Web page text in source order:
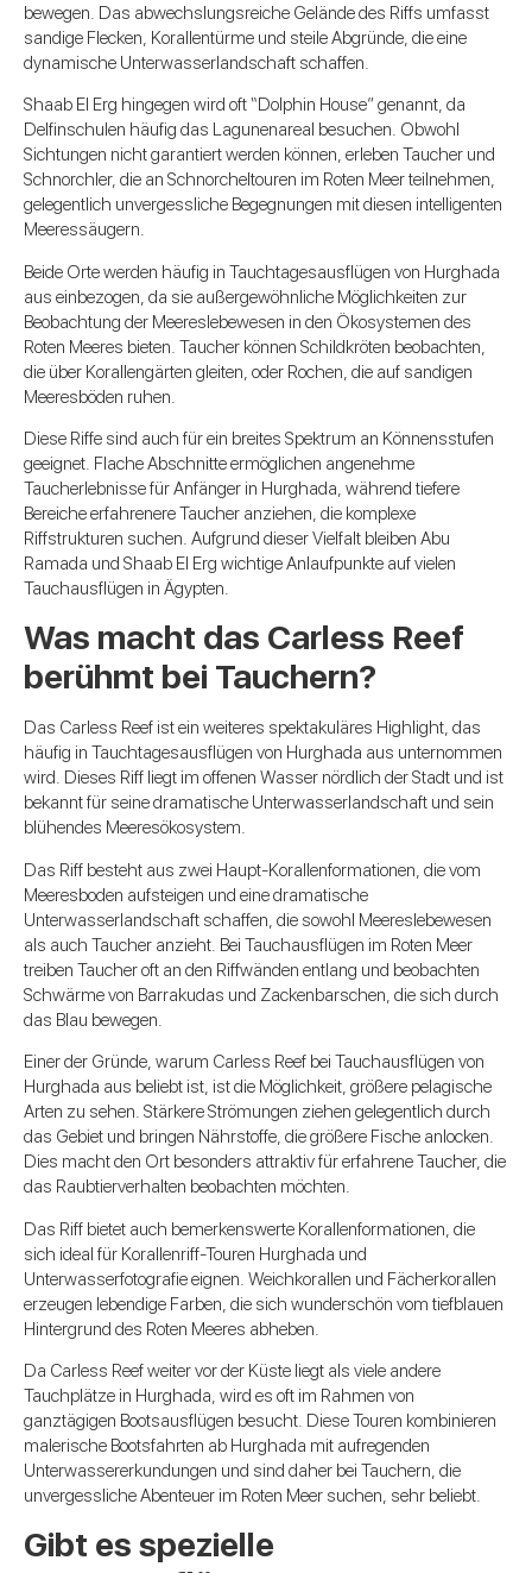
bewegen. Das abwechslungsreiche Gelände des Riffs umfasst
sandige Flecken, Korallentürme und steile Abgründe, die eine
dynamische Unterwasserlandschaft schaffen.
Shaab El Erg hingegen wird oft “Dolphin House” genannt, da
Delfinschulen häufig das Lagunenareal besuchen. Obwohl
Sichtungen nicht garantiert werden können, erleben Taucher und
Schnorchler, die an Schnorcheltouren im Roten Meer teilnehmen,
gelegentlich unvergessliche Begegnungen mit diesen intelligenten
Meeressäugern.
Beide Orte werden häufig in Tauchtagesausflügen von Hurghada
aus einbezogen, da sie außergewöhnliche Möglichkeiten zur
Beobachtung der Meereslebewesen in den Ökosystemen des
Roten Meeres bieten. Taucher können Schildkröten beobachten,
die über Korallengärten gleiten, oder Rochen, die auf sandigen
Meeresböden ruhen.
Diese Riffe sind auch für ein breites Spektrum an Könnensstufen
geeignet. Flache Abschnitte ermöglichen angenehme
Taucherlebnisse für Anfänger in Hurghada, während tiefere
Bereiche erfahrenere Taucher anziehen, die komplexe
Riffstrukturen suchen. Aufgrund dieser Vielfalt bleiben Abu
Ramada und Shaab El Erg wichtige Anlaufpunkte auf vielen
Tauchausflügen in Ägypten.
Was macht das Carless Reef
berühmt bei Tauchern?
Das Carless Reef ist ein weiteres spektakuläres Highlight, das
häufig in Tauchtagesausflügen von Hurghada aus unternommen
wird. Dieses Riff liegt im offenen Wasser nördlich der Stadt und ist
bekannt für seine dramatische Unterwasserlandschaft und sein
blühendes Meeresökosystem.
Das Riff besteht aus zwei Haupt-Korallenformationen, die vom
Meeresboden aufsteigen und eine dramatische
Unterwasserlandschaft schaffen, die sowohl Meereslebewesen
als auch Taucher anzieht. Bei Tauchausflügen im Roten Meer
treiben Taucher oft an den Riffwänden entlang und beobachten
Schwärme von Barrakudas und Zackenbarschen, die sich durch
das Blau bewegen.
Einer der Gründe, warum Carless Reef bei Tauchausflügen von
Hurghada aus beliebt ist, ist die Möglichkeit, größere pelagische
Arten zu sehen. Stärkere Strömungen ziehen gelegentlich durch
das Gebiet und bringen Nährstoffe, die größere Fische anlocken.
Dies macht den Ort besonders attraktiv für erfahrene Taucher, die
das Raubtierverhalten beobachten möchten.
Das Riff bietet auch bemerkenswerte Korallenformationen, die
sich ideal für Korallenriff-Touren Hurghada und
Unterwasserfotografie eignen. Weichkorallen und Fächerkorallen
erzeugen lebendige Farben, die sich wunderschön vom tiefblauen
Hintergrund des Roten Meeres abheben.
Da Carless Reef weiter vor der Küste liegt als viele andere
Tauchplätze in Hurghada, wird es oft im Rahmen von
ganztägigen Bootsausflügen besucht. Diese Touren kombinieren
malerische Bootsfahrten ab Hurghada mit aufregenden
Unterwassererkundungen und sind daher bei Tauchern, die
unvergessliche Abenteuer im Roten Meer suchen, sehr beliebt.
Gibt es spezielle